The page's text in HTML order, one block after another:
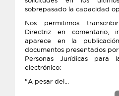
sobrepasado la capacidad
Nos permitimos
Directriz en comentario,
aparece en la
documentos presentados
Personas Jurídicas para
electrónico:
"A pesar del...